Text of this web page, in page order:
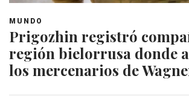
MUNDO
Prigozhin registró
región bielorrusa donde
los mercenarios de